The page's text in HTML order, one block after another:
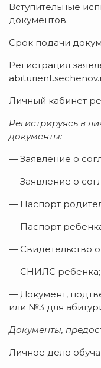
Вступительные
документов.
Срок подачи
Регистрация
Личный кабинет
Регистрируясь в
документы:
— Заявление о
— Заявление о
— Паспорт
— Паспорт
— Свидетельство
— СНИЛС ребенка;
— Документ,
или №3 для
Документы,
Личное дело